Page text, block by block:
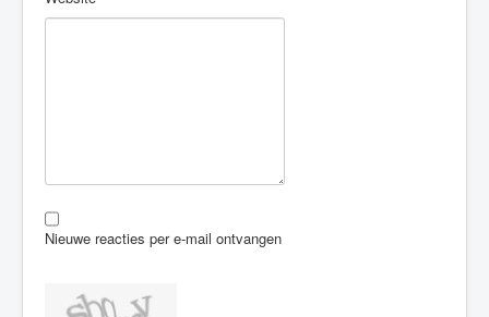
Nieuwe reacties per e-mail ontvangen